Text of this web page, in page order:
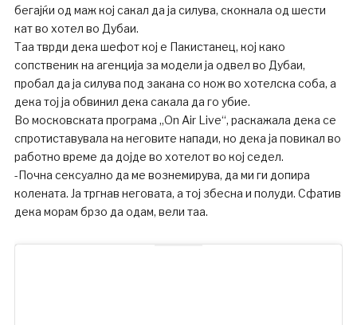
бегајќи од маж кој сакал да ја силува, скокнала од шести
кат во хотел во Дубаи.
Таа тврди дека шефот кој е Пакистанец, кој како
сопственик на агенција за модели ја одвел во Дубаи,
пробал да ја силува под закана со нож во хотелска соба, а
дека тој ја обвинил дека сакала да го убие.
Во московската програма „On Air Live“, раскажала дека се
спротиставувала на неговите напади, но дека ја повикал во
работно време да дојде во хотелот во кој седел.
-Почна сексуално да ме вознемирува, да ми ги допира
колената. Ја тргнав неговата, а тој збесна и полуди. Сфатив
дека морам брзо да одам, вели таа.